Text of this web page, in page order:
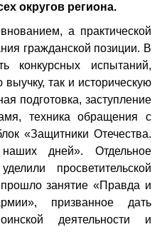
округов региона.
а практической
гражданской позиции. В
конкурсных испытаний,
так и историческую
подготовка, заступление
техника обращения с
«Защитники Отечества.
дней». Отдельное
просветительской
занятие «Правда и
призванное дать
деятельности и